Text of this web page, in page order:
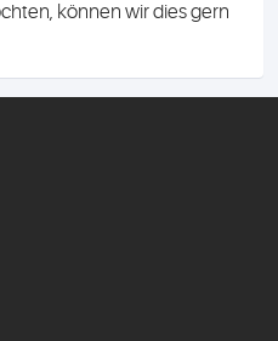
können wir dies gern